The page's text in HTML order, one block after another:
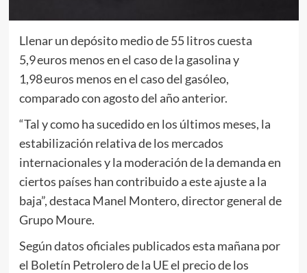
Llenar un depósito medio de 55 litros cuesta
5,9 euros menos en el caso de la gasolina y
1,98 euros menos en el caso del gasóleo,
comparado con agosto del año anterior.
“Tal y como ha sucedido en los últimos meses, la
estabilización relativa de los mercados
internacionales y la moderación de la demanda en
ciertos países han contribuido a este ajuste a la
baja”, destaca Manel Montero, director general de
Grupo Moure.
Según datos oficiales publicados esta mañana por
el Boletín Petrolero de la UE el precio de los